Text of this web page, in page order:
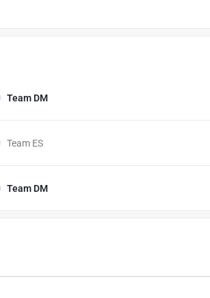
Team DM
Team ES
Team DM